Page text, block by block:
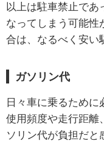
以上は駐車禁止であ
なってしまう可能性
合は、なるべく安い
ガソリン代
日々車に乗るため
使用頻度や走行距離
ソリン代が負担だと